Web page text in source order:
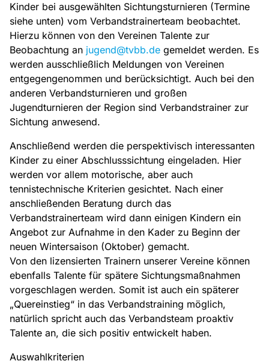
Kinder bei ausgewählten Sichtungsturnieren (Termine
siehe unten) vom Verbandstrainerteam beobachtet.
Hierzu können von den Vereinen Talente zur
Beobachtung an jugend@tvbb.de gemeldet werden. Es
werden ausschließlich Meldungen von Vereinen
entgegengenommen und berücksichtigt. Auch bei den
anderen Verbandsturnieren und großen
Jugendturnieren der Region sind Verbandstrainer zur
Sichtung anwesend.
Anschließend werden die perspektivisch interessanten
Kinder zu einer Abschlusssichtung eingeladen. Hier
werden vor allem motorische, aber auch
tennistechnische Kriterien gesichtet. Nach einer
anschließenden Beratung durch das
Verbandstrainerteam wird dann einigen Kindern ein
Angebot zur Aufnahme in den Kader zu Beginn der
neuen Wintersaison (Oktober) gemacht.
Von den lizensierten Trainern unserer Vereine können
ebenfalls Talente für spätere Sichtungsmaßnahmen
vorgeschlagen werden. Somit ist auch ein späterer
„Quereinstieg“ in das Verbandstraining möglich,
natürlich spricht auch das Verbandsteam proaktiv
Talente an, die sich positiv entwickelt haben.
Auswahlkriterien